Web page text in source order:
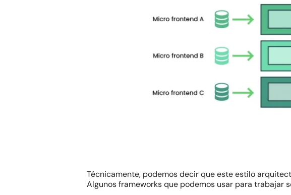
Técnicamente, podemos decir que este estilo
Algunosframeworksque podemos usar para trabajar